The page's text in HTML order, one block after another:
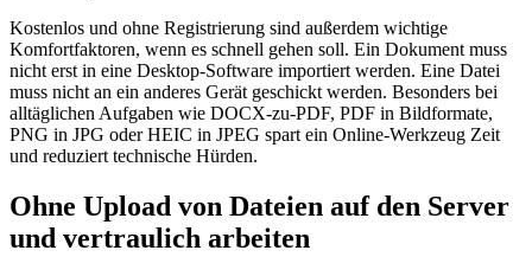
Kostenlos und ohne Registrierung sind außerdem wichtige
Komfortfaktoren, wenn es schnell gehen soll. Ein Dokument muss
nicht erst in eine Desktop-Software importiert werden. Eine Datei
muss nicht an ein anderes Gerät geschickt werden. Besonders bei
alltäglichen Aufgaben wie DOCX-zu-PDF, PDF in Bildformate,
PNG in JPG oder HEIC in JPEG spart ein Online-Werkzeug Zeit
und reduziert technische Hürden.
Ohne Upload von Dateien auf den Server
und vertraulich arbeiten